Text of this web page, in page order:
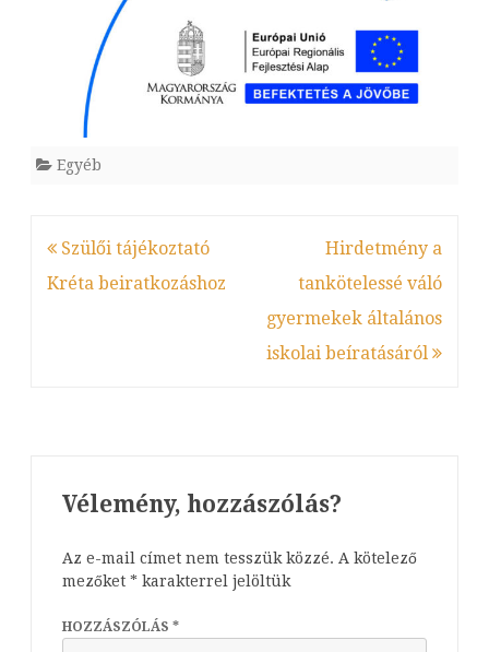
Egyéb
Bejegyzés
navigáció
Szülői tájékoztató
Kréta beiratkozáshoz
Hirdetmény a
tankötelessé váló
gyermekek általános
iskolai beíratásáról
Vélemény, hozzászólás?
Az e-mail címet nem tesszük közzé. A kötelező
mezőket * karakterrel jelöltük
HOZZÁSZÓLÁS *